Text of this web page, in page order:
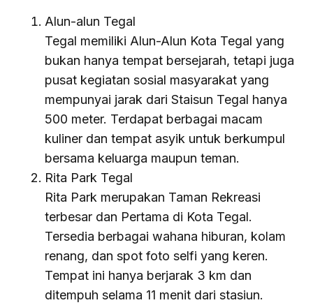
Alun-alun Tegal
Tegal memiliki Alun-Alun Kota Tegal yang
bukan hanya tempat bersejarah, tetapi juga
pusat kegiatan sosial masyarakat yang
mempunyai jarak dari Staisun Tegal hanya
500 meter. Terdapat berbagai macam
kuliner dan tempat asyik untuk berkumpul
bersama keluarga maupun teman.
Rita Park Tegal
Rita Park merupakan Taman Rekreasi
terbesar dan Pertama di Kota Tegal.
Tersedia berbagai wahana hiburan, kolam
renang, dan spot foto selfi yang keren.
Tempat ini hanya berjarak 3 km dan
ditempuh selama 11 menit dari stasiun.